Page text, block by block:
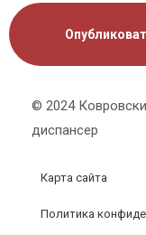
© 2024
диспансер
Карта сайта
Политика